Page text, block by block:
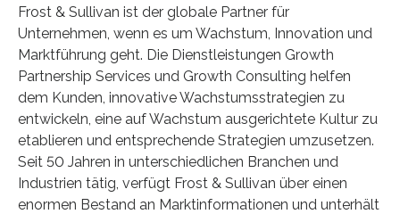
Frost & Sullivan ist der globale Partner für
Unternehmen, wenn es um Wachstum, Innovation und
Marktführung geht. Die Dienstleistungen Growth
Partnership Services und Growth Consulting helfen
dem Kunden, innovative Wachstumsstrategien zu
entwickeln, eine auf Wachstum ausgerichtete Kultur zu
etablieren und entsprechende Strategien umzusetzen.
Seit 50 Jahren in unterschiedlichen Branchen und
Industrien tätig, verfügt Frost & Sullivan über einen
enormen Bestand an Marktinformationen und unterhält